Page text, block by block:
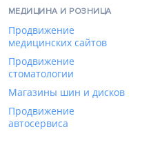
МЕДИЦИНА И РОЗНИЦА
Продвижение
медицинских сайтов
Продвижение
стоматологии
Магазины шин и дисков
Продвижение
автосервиса